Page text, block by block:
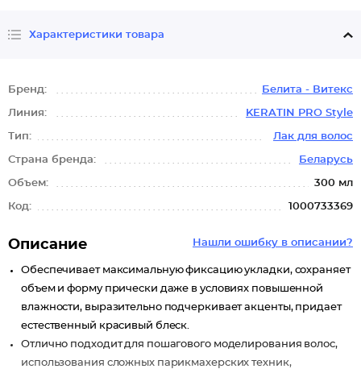
Характеристики товара
Бренд: Белита - Витекс
Линия: KERATIN PRO Style
Тип: Лак для волос
Страна бренда: Беларусь
Объем: 300 мл
Код: 1000733369
Нашли ошибку в описании?
Описание
Обеспечивает максимальную фиксацию укладки, сохраняет
объем и форму прически даже в условиях повышенной
влажности, выразительно подчеркивает акценты, придает
естественный красивый блеск.
Отлично подходит для пошагового моделирования волос,
использования сложных парикмахерских техник,